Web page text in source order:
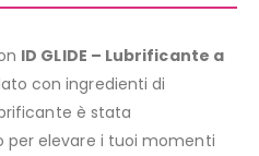
ID GLIDE – Lubrificante a
con ingredienti di
è stata
elevare i tuoi momenti